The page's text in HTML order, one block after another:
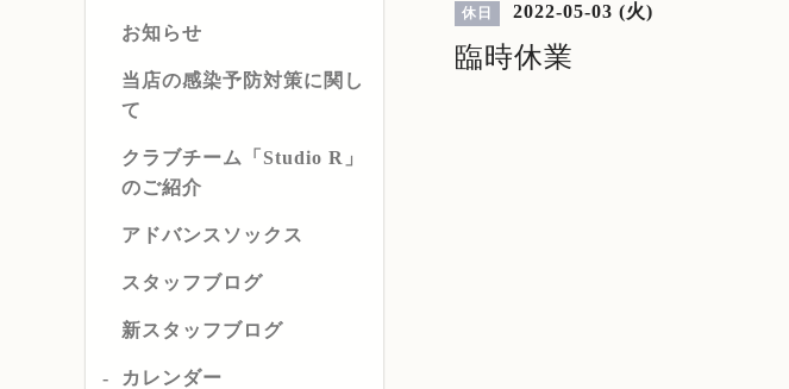
お知らせ
当店の感染予防対策に関し
て
クラブチーム「Studio R」
のご紹介
アドバンスソックス
スタッフブログ
新スタッフブログ
カレンダー
休日 2022-05-03 (火)
臨時休業